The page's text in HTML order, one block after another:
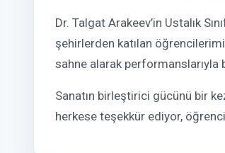
Dr. Talgat Arakeev’in Ustalık
şehirlerden katılan
sahne alarak performanslarıyla
Sanatın birleştirici gücünü bir
herkese teşekkür ediyor,